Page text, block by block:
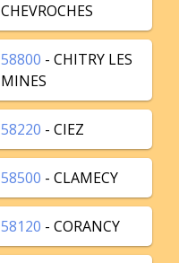
CHEVROCHES
58800 - CHITRY LES
MINES
58220 - CIEZ
58500 - CLAMECY
58120 - CORANCY